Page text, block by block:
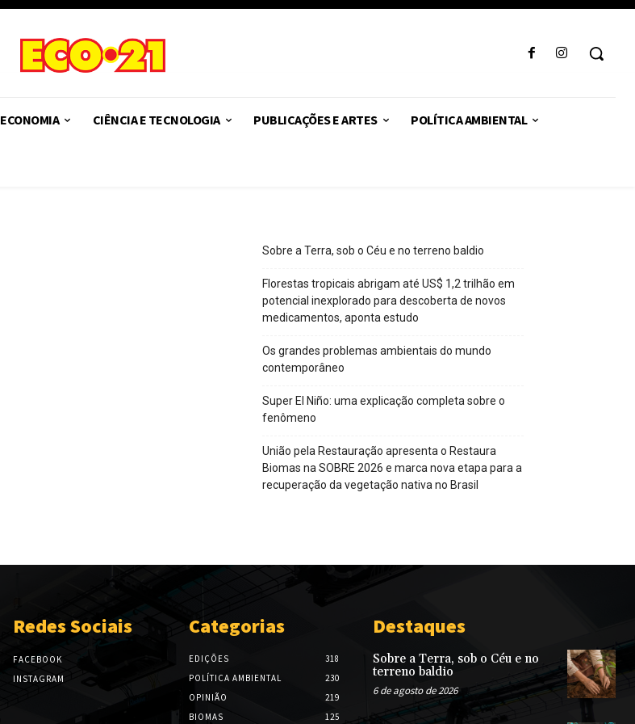
ECONOMIA CIÊNCIA E TECNOLOGIA PUBLICAÇÕES E ARTES POLÍTICA AMBIENTAL
Sobre a Terra, sob o Céu e no terreno baldio
Florestas tropicais abrigam até US$ 1,2 trilhão em
potencial inexplorado para descoberta de novos
medicamentos, aponta estudo
Os grandes problemas ambientais do mundo
contemporâneo
Super El Niño: uma explicação completa sobre o
fenômeno
União pela Restauração apresenta o Restaura
Biomas na SOBRE 2026 e marca nova etapa para a
recuperação da vegetação nativa no Brasil
Redes Sociais
FACEBOOK
INSTAGRAM
Categorias
EDIÇÕES
318
POLÍTICA AMBIENTAL
230
OPINIÃO
219
BIOMAS
125
Destaques
Sobre a Terra, sob o Céu e no
terreno baldio
6 de agosto de 2026